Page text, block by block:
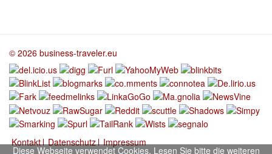
Diese Webseite verwendet Cookies. Lesen Sie bitte die weiteren
© 2026 business-traveler.eu
Kontakt Datenschutz Impressum